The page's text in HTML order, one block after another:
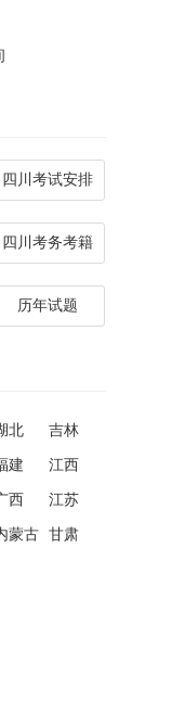
四川考试安排
四川考务考籍
历年试题
北 吉林
建 江西
西 江苏
蒙古 甘肃